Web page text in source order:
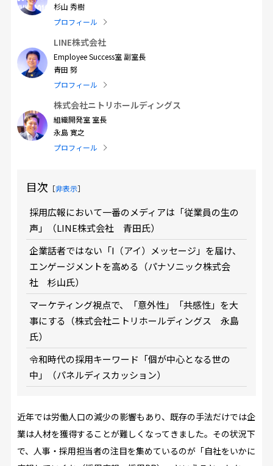
杉山 秀樹
プロフィール
LINE株式会社
Employee Success室 副室長
青田 努
プロフィール
株式会社ニトリホールディングス
組織開発室 室長
永島 寛之
プロフィール
目次 ［非表示］
採用広報において一番のメディアは「従業員の生の
声」（LINE株式会社 青田氏）
企業話者ではない「I（アイ）メッセージ」を届け、
エンゲージメントを高める（パナソニック株式会
社 杉山氏）
マーケティング視点で、「意外性」「共感性」を大
事にする（株式会社ニトリホールディングス 永島
氏）
令和時代の採用キーワード「個が中心となる世の
中」（パネルディスカッション）
近年では労働人口の減少の影響もあり、既存の手法だけでは企
業は人材を獲得することが難しくなってきました。その状況下
で、人事・採用担当者の注目を集めているのが「自社をいかに